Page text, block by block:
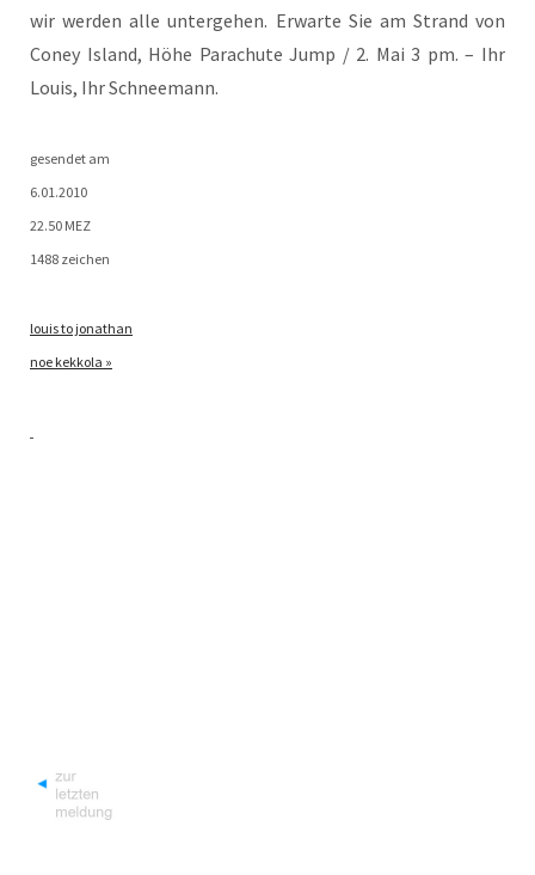
wir wer­den alle unter­ge­hen. Erwar­te Sie am Strand von
Coney Island, Höhe Parach­u­te Jump / 2. Mai 3 pm. – Ihr
Lou­is, Ihr Schneemann.
gesen­det am
6.01.2010
22.50 MEZ
1488 zeichen
lou­is to jonathan
noe kekkola »